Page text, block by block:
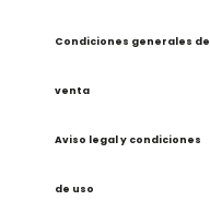
Condiciones generales de
venta
Aviso legal y condiciones
de uso